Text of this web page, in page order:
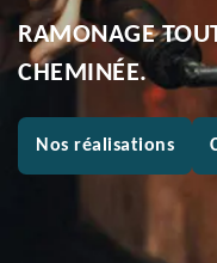
RAMONAGE
CHEMINÉE.
Nos réalisations